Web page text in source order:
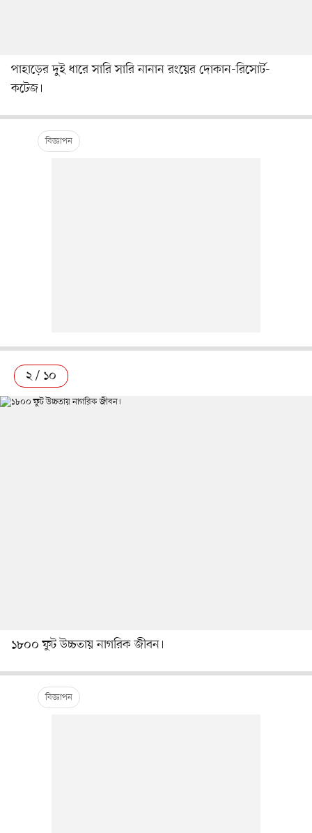
পাহাড়ের দুই ধারে সারি সারি নানান রংয়ের দোকান-রিসোর্ট-
কটেজ।
২ / ১০
১৮০০ ফুট উচ্চতায় নাগরিক জীবন।